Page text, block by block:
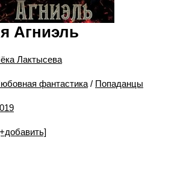
Агниэль
Лактысева
фантастика / Попаданцы